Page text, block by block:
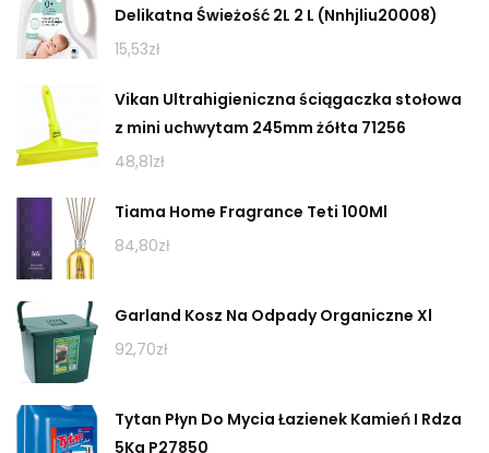
Delikatna Świeżość 2L 2 L (Nnhjliu20008)
15,53zł
Vikan Ultrahigieniczna ściągaczka stołowa
z mini uchwytam 245mm żółta 71256
48,81zł
Tiama Home Fragrance Teti 100Ml
84,80zł
Garland Kosz Na Odpady Organiczne Xl
92,70zł
Tytan Płyn Do Mycia Łazienek Kamień I Rdza
5Kg P27850